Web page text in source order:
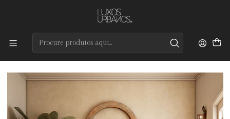
Preços de qualidade e entrega rápida